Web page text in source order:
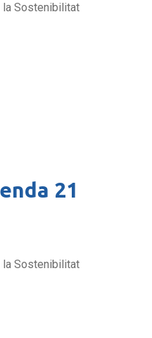
la Sostenibilitat
21
la Sostenibilitat